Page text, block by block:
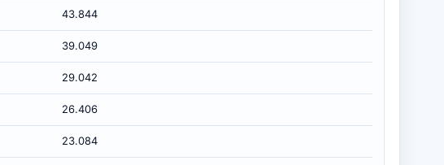
43.844
39.049
29.042
26.406
23.084